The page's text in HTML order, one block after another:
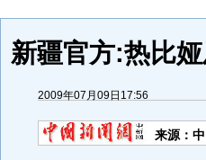
新疆官方:热比
2009年07月09日17:56
来源：